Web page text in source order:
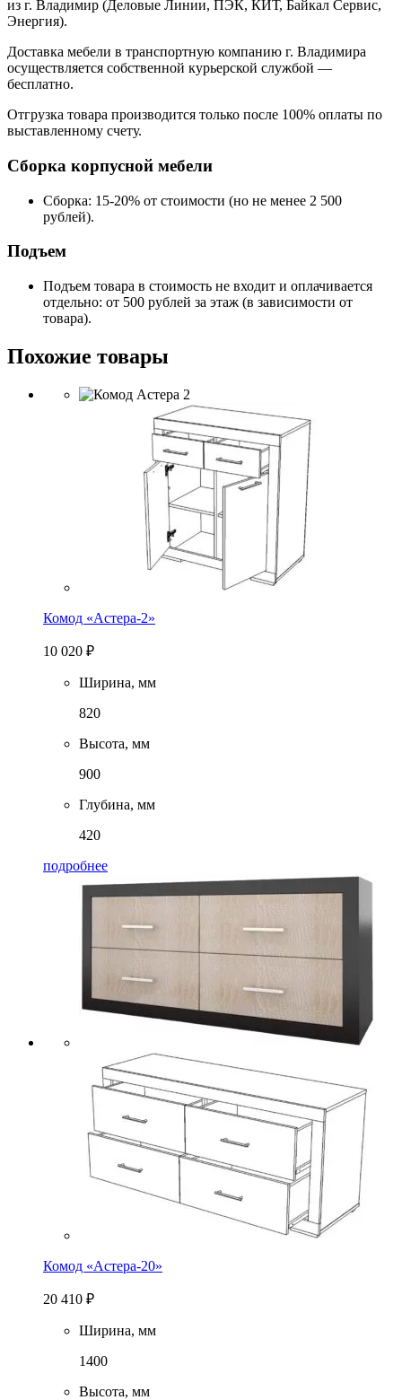
из г. Владимир (Деловые Линии, ПЭК, КИТ, Байкал Сервис,
Энергия).
Доставка мебели в транспортную компанию г. Владимира
осуществляется собственной курьерской службой —
бесплатно.
Отгрузка товара производится только после 100% оплаты по
выставленному счету.
Сборка корпусной мебели
Сборка: 15-20% от стоимости (но не менее 2 500
рублей).
Подъем
Подъем товара в стоимость не входит и оплачивается
отдельно: от 500 рублей за этаж (в зависимости от
товара).
Похожие товары
Комод «Астера-2»
10 020 ₽
Ширина, мм
820
Высота, мм
900
Глубина, мм
420
подробнее
Комод «Астера-20»
20 410 ₽
Ширина, мм
1400
Высота, мм